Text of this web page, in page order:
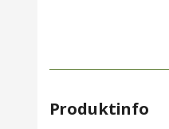
Produktinfo